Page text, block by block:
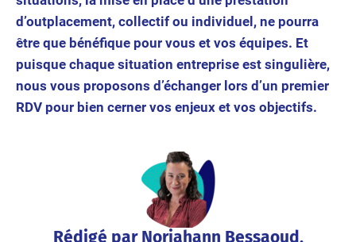
d’outplacement, collectif ou individuel, ne pourra
être que bénéfique pour vous et vos équipes. Et
puisque chaque situation entreprise est singulière,
nous vous proposons d’échanger lors d’un premier
RDV pour bien cerner vos enjeux et vos objectifs.
Rédigé par Norjahann Bessaoud,